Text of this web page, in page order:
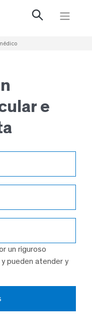
e
un riguroso
pueden atender y